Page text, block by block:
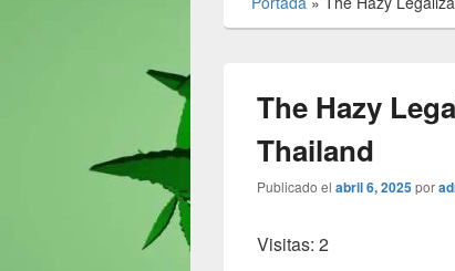
The Hazy
Thailand
Publicado el abril 6, 2025por
Visitas: 2